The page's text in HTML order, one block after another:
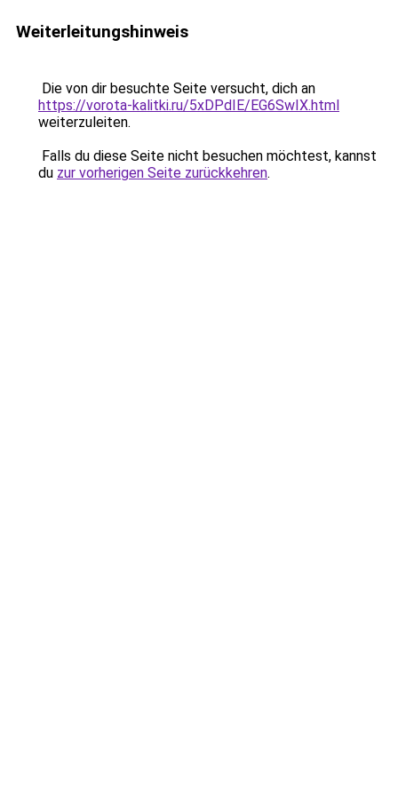
Weiterleitungshinweis
Die von dir besuchte Seite versucht, dich an
https://vorota-kalitki.ru/5xDPdIE/EG6SwIX.html
weiterzuleiten.
Falls du diese Seite nicht besuchen möchtest, kannst
du zur vorherigen Seite zurückkehren.